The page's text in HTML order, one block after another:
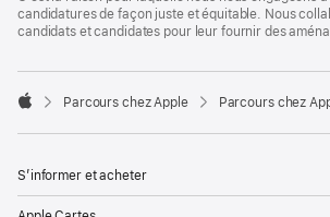
candidatures de façon juste et équitable. Nous
candidats et candidates pour leur fournir des

Parcours chez Apple Parcours chez
S’informer et acheter